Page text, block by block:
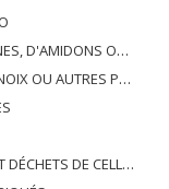
PRODUITS DE PATISSERIE
PARTIES DE PLANTES
FOURRAGE ANIMAL PRÉPARÉ